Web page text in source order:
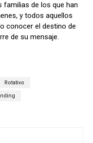
familias de los que han
y todos aquellos
conocer el destino de
de su mensaje.
Rotativo